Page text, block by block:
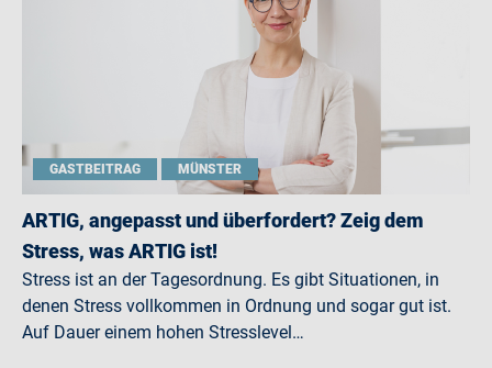
GASTBEITRAG MÜNSTER
ARTIG, angepasst und überfordert? Zeig dem
Stress, was ARTIG ist!
Stress ist an der Tagesordnung. Es gibt Situationen, in
denen Stress vollkommen in Ordnung und sogar gut ist.
Auf Dauer einem hohen Stresslevel…